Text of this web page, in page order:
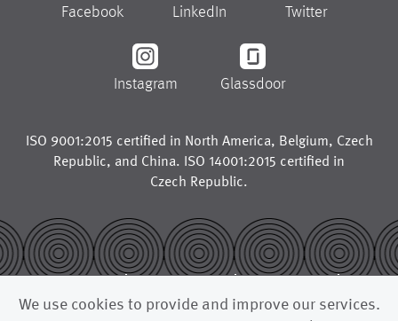
Facebook LinkedIn Twitter
Instagram Glassdoor
ISO 9001:2015 certified in North America, Belgium, Czech
Republic, and China. ISO 14001:2015 certified in
Czech Republic.
privacy policy
california supply chains act
We use cookies to provide and improve our services.